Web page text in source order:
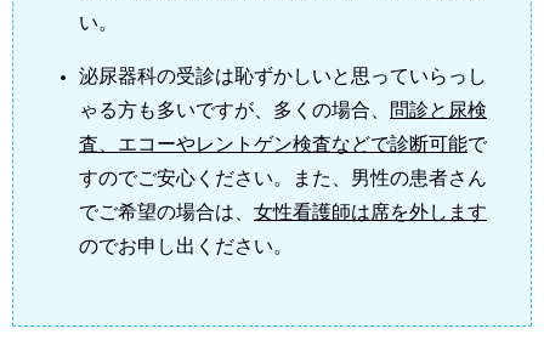
い。
泌尿器科の受診は恥ずかしいと思っていらっし
ゃる方も多いですが、多くの場合、
問診と尿検
査、エコーやレントゲン検査などで診断可能で
すのでご安心ください。また、男性の患者さん
でご希望の場合は、 女性看護師は席を外します
のでお申し出ください。